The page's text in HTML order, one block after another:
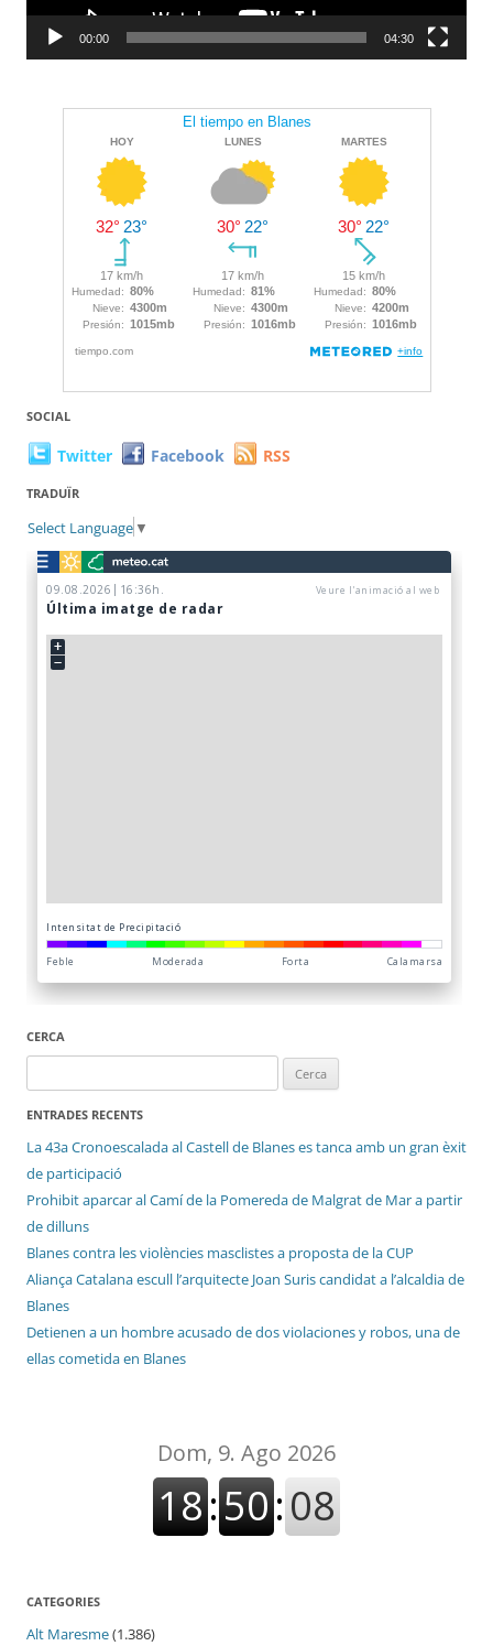
00:00 04:30
SOCIAL
Twitter Facebook RSS
TRADUÏR
Select Language ▼
CERCA
ENTRADES RECENTS
La 43a Cronoescalada al Castell de Blanes es tanca amb un gran èxit
de participació
Prohibit aparcar al Camí de la Pomereda de Malgrat de Mar a partir
de dilluns
Blanes contra les violències masclistes a proposta de la CUP
Aliança Catalana escull l’arquitecte Joan Suris candidat a l’alcaldia de
Blanes
Detienen a un hombre acusado de dos violaciones y robos, una de
ellas cometida en Blanes
CATEGORIES
Alt Maresme(1.386)